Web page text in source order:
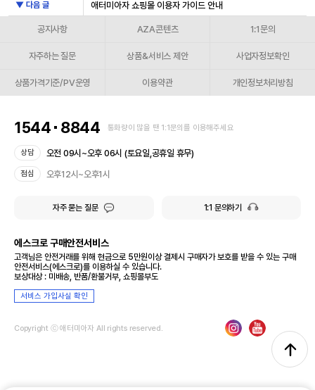
▼ 다음 글 애터미아자 쇼핑몰 이용자 가이드 안내
공지사항 AZA콘텐츠 1:1문의
자주하는 질문 상품&서비스 제안 사업자정보확인
상품가격기준/PV운영 이용약관 개인정보처리방침
1544 8844 통화량이 많을 땐 1:1문의를 이용해주세요
상담 오전 09시~오후 06시 (토요일,공휴일 휴무)
점심 오후12시~오후1시
자주 묻는 질문 1:1 문의하기
에스크로 구매안전서비스
고객님은 안전거래를 위해 현금으로 5만원이상 결제시 구매자가 보호를 받을 수 있는 구매
안전서비스(에스크로)를 이용하실 수 있습니다.
보상대상 : 미배송, 반품/환불거부, 쇼핑몰부도
서비스 가입사실 확인
Copyright ⓒ 애터미아자 All rights reserved.